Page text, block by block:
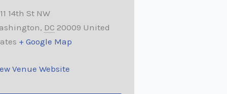
14th St NW
, DC 20009 United
+ Google Map
Venue Website